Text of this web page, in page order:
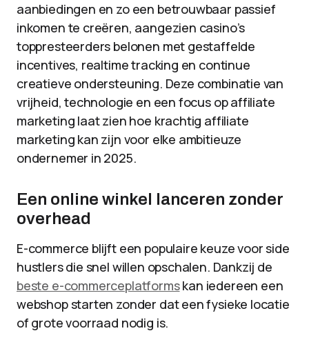
aanbiedingen en zo een betrouwbaar passief
inkomen te creëren, aangezien casino’s
toppresteerders belonen met gestaffelde
incentives, realtime tracking en continue
creatieve ondersteuning. Deze combinatie van
vrijheid, technologie en een focus op affiliate
marketing laat zien hoe krachtig affiliate
marketing kan zijn voor elke ambitieuze
ondernemer in 2025.
Een online winkel lanceren zonder
overhead
E-commerce blijft een populaire keuze voor side
hustlers die snel willen opschalen. Dankzij de
beste e-commerceplatformskan iedereen een
webshop starten zonder dat een fysieke locatie
of grote voorraad nodig is.